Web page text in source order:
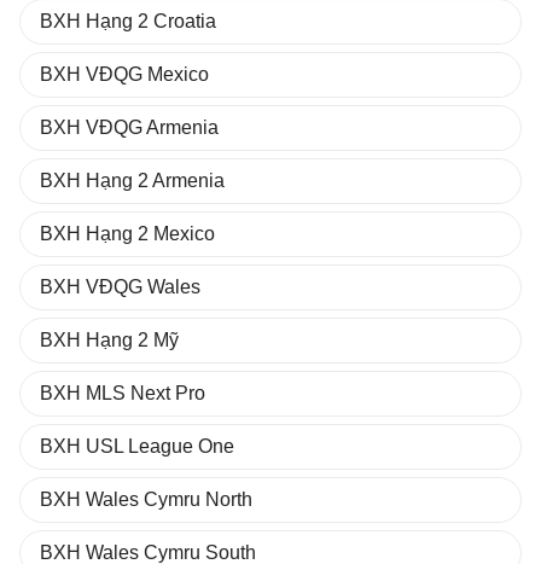
BXH Hạng 2 Croatia
BXH VĐQG Mexico
BXH VĐQG Armenia
BXH Hạng 2 Armenia
BXH Hạng 2 Mexico
BXH VĐQG Wales
BXH Hạng 2 Mỹ
BXH MLS Next Pro
BXH USL League One
BXH Wales Cymru North
BXH Wales Cymru South